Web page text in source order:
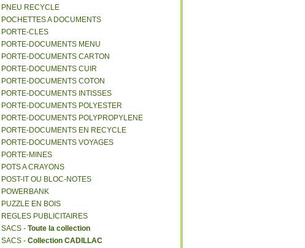
PNEU RECYCLE
POCHETTES A DOCUMENTS
PORTE-CLES
PORTE-DOCUMENTS MENU
PORTE-DOCUMENTS CARTON
PORTE-DOCUMENTS CUIR
PORTE-DOCUMENTS COTON
PORTE-DOCUMENTS INTISSES
PORTE-DOCUMENTS POLYESTER
PORTE-DOCUMENTS POLYPROPYLENE
PORTE-DOCUMENTS EN RECYCLE
PORTE-DOCUMENTS VOYAGES
PORTE-MINES
POTS A CRAYONS
POST-IT OU BLOC-NOTES
POWERBANK
PUZZLE EN BOIS
REGLES PUBLICITAIRES
SACS - Toute la collection
SACS - Collection CADILLAC